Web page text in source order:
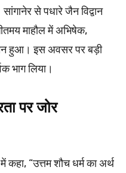
से पधारे जैन विद्वान
माहौल में अभिषेक,
हुआ। इस अवसर पर बड़ी
भाग लिया।
पर जोर
“उत्तम शौच धर्म का अर्थ